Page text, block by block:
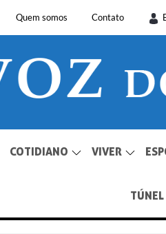
Quem somos Contato
COTIDIANO VIVER